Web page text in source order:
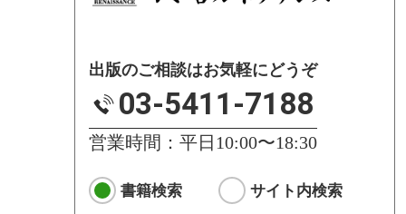
出版のご相談はお気軽にどうぞ
03-5411-7188
営業時間：平日10:00〜18:30
書籍検索 サイト内検索